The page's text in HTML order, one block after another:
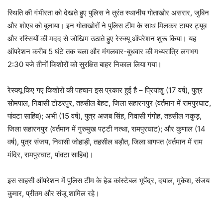
स्थिति की गंभीरता को देखते हुए पुलिस ने तुरंत स्थानीय गोताखोर असरार, जुबिन
और शोएब को बुलाया। इन गोताखोरों ने पुलिस टीम के साथ मिलकर टायर ट्यूब
और रस्सियों की मदद से जोखिम उठाते हुए रेस्क्यू ऑपरेशन शुरू किया। यह
ऑपरेशन करीब 5 घंटे तक चला और मंगलवार-बुधवार की मध्यरात्रि लगभग
2:30 बजे तीनों किशोरों को सुरक्षित बाहर निकाल लिया गया।
रेस्क्यू किए गए किशोरों की पहचान इस प्रकार हुई है – प्रियांशु (17 वर्ष), पुत्र
सोमपाल, निवासी टोडरपुर, तहसील बेहट, जिला सहारनपुर (वर्तमान में रामपुरघाट,
पांवटा साहिब); अभी (15 वर्ष), पुत्र अजब सिंह, निवासी गंगोह, तहसील नकुड़,
जिला सहारनपुर (वर्तमान में गुरुमुख पट्टी नत्था, रामपुरघाट); और कुणाल (14
वर्ष), पुत्र संजय, निवासी जोहाड़ी, तहसील बड़ौत, जिला बागपत (वर्तमान में राम
मंदिर, रामपुरघाट, पांवटा साहिब)।
इस साहसी ऑपरेशन में पुलिस टीम के हेड कांस्टेबल भूपेंद्र, दयाल, मुकेश, संजय
कुमार, प्रीतम और संजू शामिल रहे।